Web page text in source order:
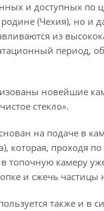
и доступных по
(Чехия), но и
из
период,
новейшие
стекло».
на подаче в
которая, проходя
топочную камеру
и сжечь
также и в